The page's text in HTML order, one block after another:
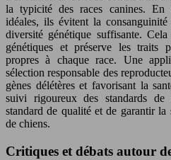
la typicité des races canines. En
idéales, ils évitent la
diversité génétique suffisante.
génétiques et préserve les traits
propres à chaque race. Une
sélection responsable des
gènes délétères et favorisant la
suivi rigoureux des standards
standard de qualité et de garantir la
de chiens.
Critiques et débats autour